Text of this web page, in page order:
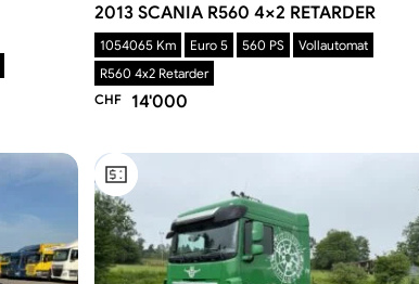
2013 SCANIA R560 4×2 RETARDER
1054065 Km Euro 5 560 PS
Vollautomat
R560 4x2 Retarder
CHF
14'000